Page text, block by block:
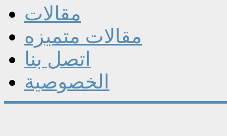
مقالات
مقالات متميزه
اتصل بنا
الخصوصية